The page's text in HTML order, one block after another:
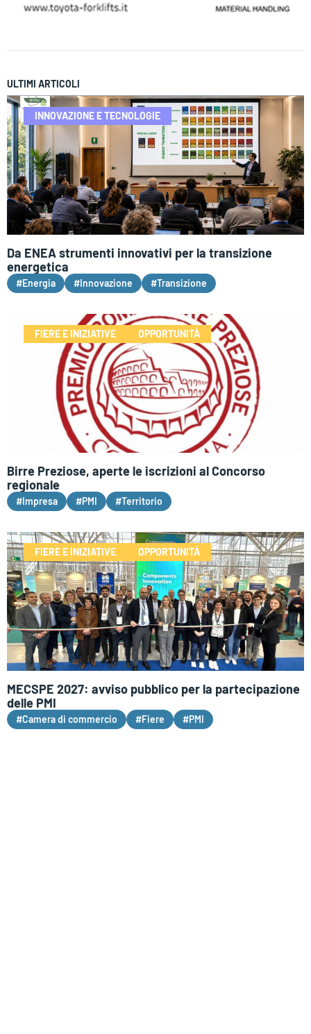
ULTIMI ARTICOLI
INNOVAZIONE E TECNOLOGIE
Da ENEA strumenti innovativi per la transizione
energetica
#Energia #Innovazione #Transizione
FIERE E INIZIATIVE OPPORTUNITÀ
Birre Preziose, aperte le iscrizioni al Concorso
regionale
#Impresa #PMI #Territorio
FIERE E INIZIATIVE OPPORTUNITÀ
MECSPE 2027: avviso pubblico per la partecipazione
delle PMI
#Camera di commercio #Fiere #PMI